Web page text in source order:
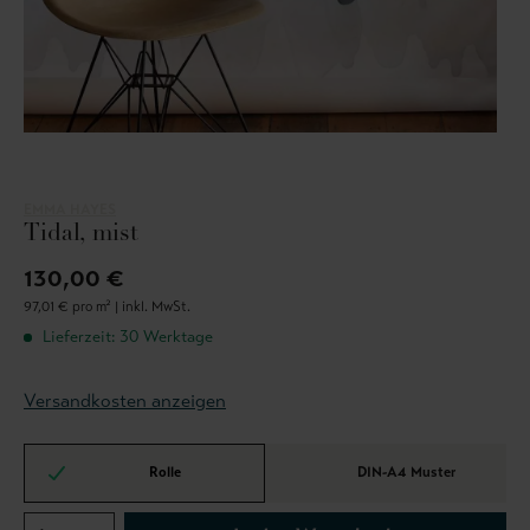
Tidal, mist
130,00 €
97,01 € pro m² | inkl. MwSt.
Lieferzeit: 30 Werktage
Versandkosten anzeigen
Rolle DIN-A4 Muster